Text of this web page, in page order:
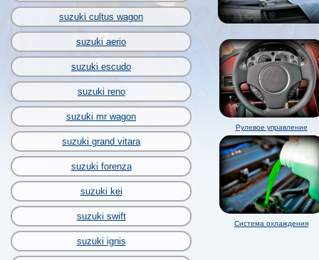
suzuki cultus wagon
suzuki aerio
suzuki escudo
suzuki reno
suzuki mr wagon
suzuki grand vitara
suzuki forenza
suzuki kei
suzuki swift
suzuki ignis
Рулевое управление
Система охлаждения